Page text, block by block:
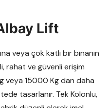
Lift
veya çok katlı bir binanın
rahat ve güvenli erişim
veya 15000 Kg dan daha
tasarlanır. Tek Kolonlu,